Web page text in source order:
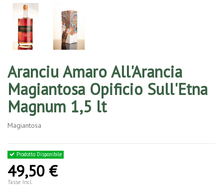
Aranciu Amaro All'Arancia
Magiantosa Opificio Sull'Etna
Magnum 1,5 lt
Magiantosa
Prodotto Disponibile
49,50 €
Tasse Incl.